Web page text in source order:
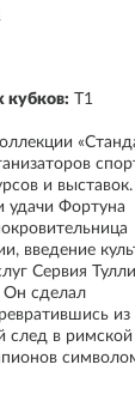
кубков: Т1
и выставок.
удачи Фортуна
введение
Сервия
Он сделал
из
след в